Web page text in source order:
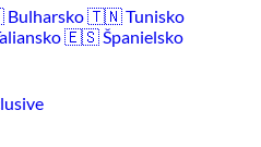
🇹🇳 Tunisko
🇪🇸 Španielsko